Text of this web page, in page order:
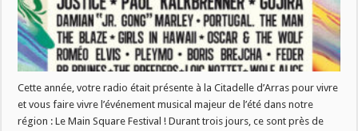
Cette année, votre radio était présente à la Citadelle d’Arras pour vivre
et vous faire vivre l’événement musical majeur de l’été dans notre
région : Le Main Square Festival ! Durant trois jours, ce sont près de